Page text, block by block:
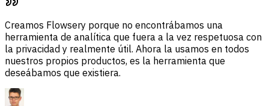
Creamos Flowsery porque no encontrábamos una
herramienta de analítica que fuera a la vez respetuosa con
la privacidad y realmente útil. Ahora la usamos en todos
nuestros propios productos, es la herramienta que
deseábamos que existiera.